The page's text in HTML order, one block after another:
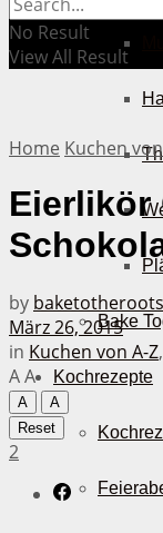
Bake
Kochrezepte
No Result
View All Result
Home Kuchen
Eierlikör
by baketotheroots
März 26, 2015
in Kuchen von A-Z,
AA
A
A
Reset
2